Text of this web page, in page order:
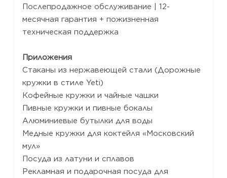
Послепродажное обслуживание | 12-
месячная гарантия + пожизненная
техническая поддержка
Приложения
Стаканы из нержавеющей стали (Дорожные
кружки в стиле Yeti)
Кофейные кружки и чайные чашки
Пивные кружки и пивные бокалы
Алюминиевые бутылки для воды
Медные кружки для коктейля «Московский
мул»
Посуда из латуни и сплавов
Рекламная и подарочная посуда для